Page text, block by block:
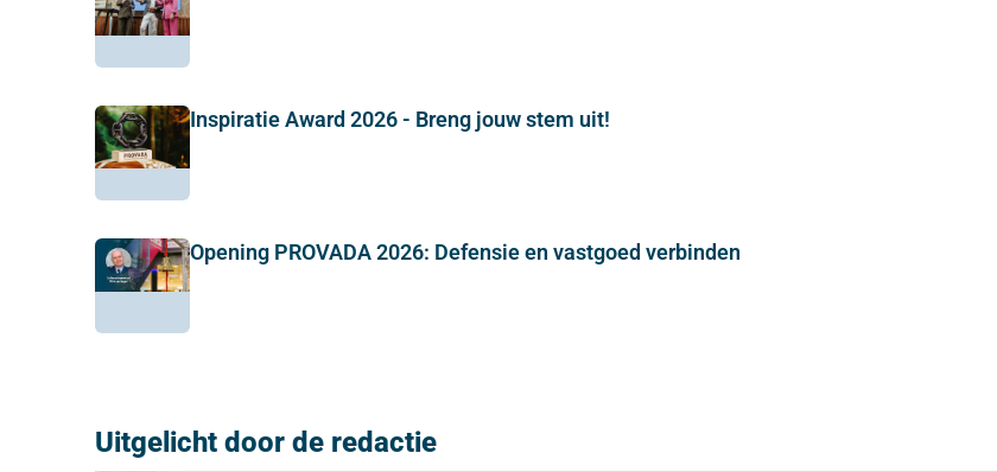
Inspiratie Award 2026 - Breng jouw stem uit!
Opening PROVADA 2026: Defensie en vastgoed verbinden
Uitgelicht door de redactie